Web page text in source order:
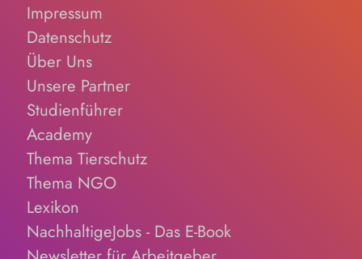
Impressum
Datenschutz
Über Uns
Unsere Partner
Studienführer
Academy
Thema Tierschutz
Thema NGO
Lexikon
NachhaltigeJobs - Das E-Book